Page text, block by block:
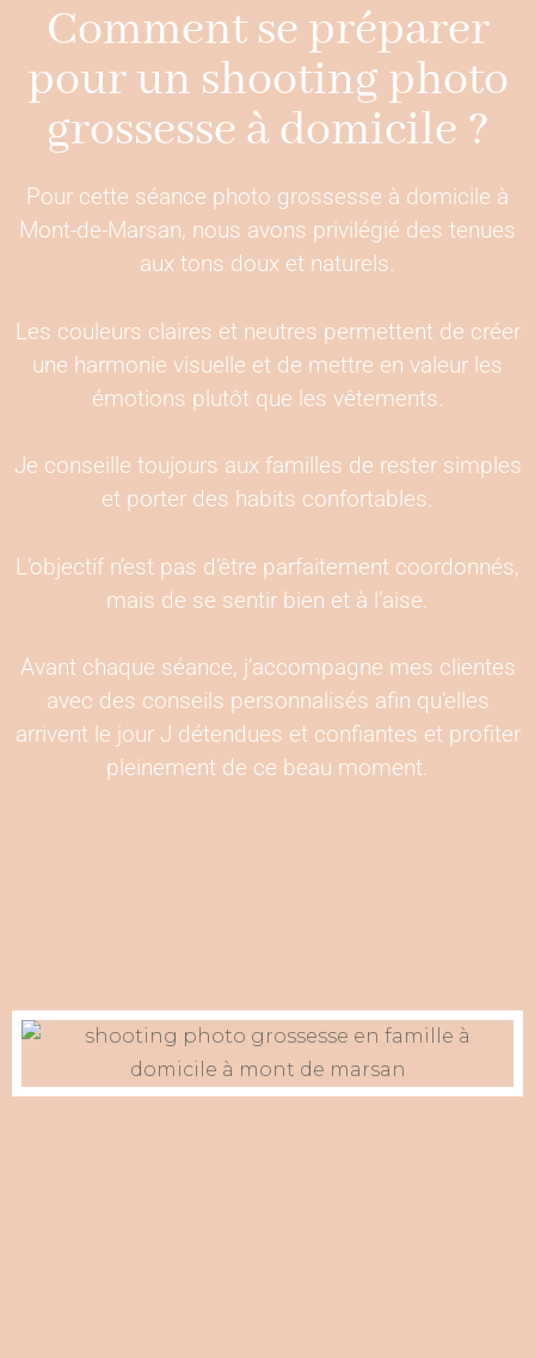
Comment se préparer
pour un shooting photo
grossesse à domicile ?
Pour cette séance photo grossesse à domicile à
Mont-de-Marsan, nous avons privilégié des tenues
aux tons doux et naturels.
Les couleurs claires et neutres permettent de créer
une harmonie visuelle et de mettre en valeur les
émotions plutôt que les vêtements.
Je conseille toujours aux familles de rester simples
et porter des habits confortables.
L’objectif n’est pas d’être parfaitement coordonnés,
mais de se sentir bien et à l’aise.
Avant chaque séance, j’accompagne mes clientes
avec des conseils personnalisés afin qu’elles
arrivent le jour J détendues et confiantes et profiter
pleinement de ce beau moment.